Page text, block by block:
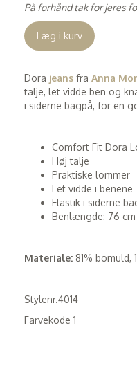
På forhånd tak for jeres
Læg i kurv
Dora jeans fra Anna
talje, let vidde ben og
i siderne bagpå, for en
Comfort Fit Dora
Høj talje
Praktiske lommer
Let vidde i benene
Elastik i siderne
Benlængde: 76 cm
Materiale: 81% bomuld,
Stylenr.4014
Farvekode 1